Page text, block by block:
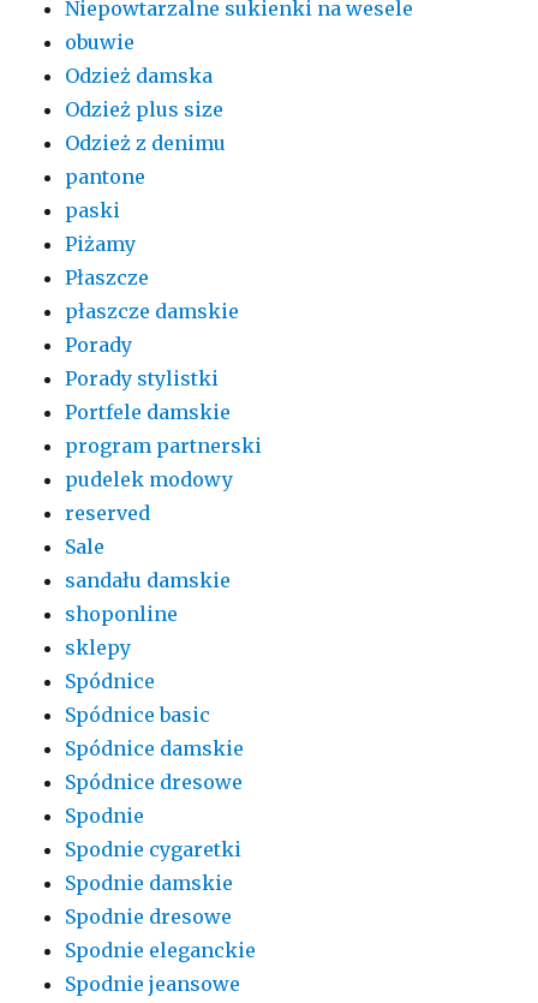
Niepowtarzalne sukienki na wesele
obuwie
Odzież damska
Odzież plus size
Odzież z denimu
pantone
paski
Piżamy
Płaszcze
płaszcze damskie
Porady
Porady stylistki
Portfele damskie
program partnerski
pudelek modowy
reserved
Sale
sandału damskie
shoponline
sklepy
Spódnice
Spódnice basic
Spódnice damskie
Spódnice dresowe
Spodnie
Spodnie cygaretki
Spodnie damskie
Spodnie dresowe
Spodnie eleganckie
Spodnie jeansowe